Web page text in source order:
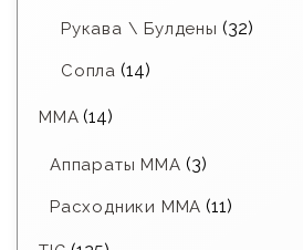
Рукава \ Булдены (32)
Сопла (14)
MMA (14)
Аппараты MMA (3)
Расходники ММА (11)